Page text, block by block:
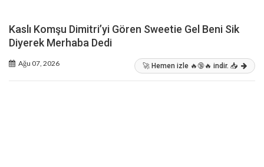
Kaslı Komşu Dimitri’yi Gören Sweetie Gel Beni Sik
Diyerek Merhaba Dedi
Ağu 07, 2026 🚀 Hemen izle 🔥🔞🔥 indir. 📥